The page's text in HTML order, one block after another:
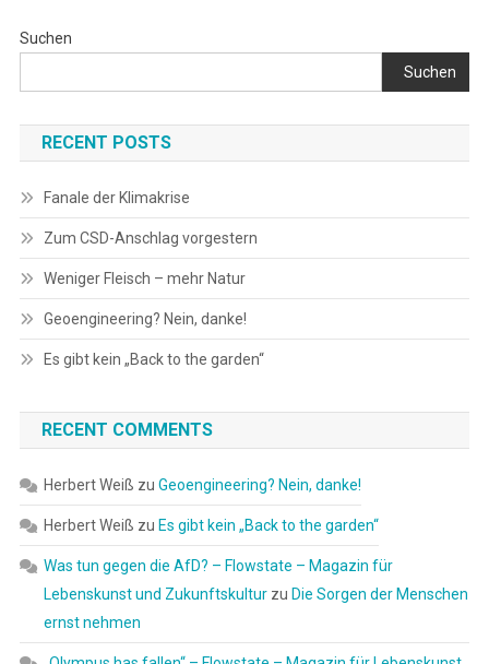
Suchen
Suchen
RECENT POSTS
Fanale der Klimakrise
Zum CSD-Anschlag vorgestern
Weniger Fleisch – mehr Natur
Geoengineering? Nein, danke!
Es gibt kein „Back to the garden“
RECENT COMMENTS
Herbert Weiß zu Geoengineering? Nein, danke!
Herbert Weiß zu Es gibt kein „Back to the garden“
Was tun gegen die AfD? – Flowstate – Magazin für
Lebenskunst und Zukunftskulturzu Die Sorgen der Menschen
ernst nehmen